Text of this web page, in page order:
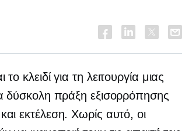
κλειδί για τη λειτουργία μιας
δύσκολη πράξη εξισορρόπησης
εκτέλεση. Χωρίς αυτό, οι